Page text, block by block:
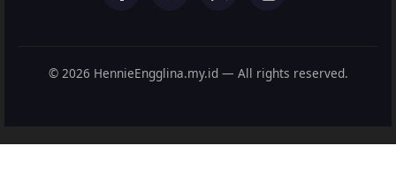
© 2026 HennieEngglina.my.id — All rights reserved.